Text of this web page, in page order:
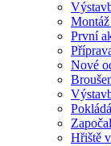
První
Nové
Hřiště